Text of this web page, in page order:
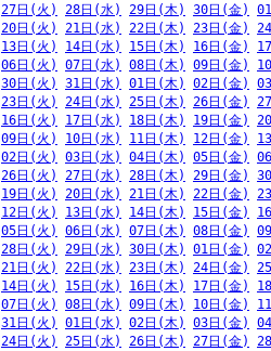
27日(火) 28日(水) 29日(木) 30日(金)
20日(火) 21日(水) 22日(木) 23日(金)
13日(火) 14日(水) 15日(木) 16日(金)
06日(火) 07日(水) 08日(木) 09日(金)
30日(火) 31日(水) 01日(木) 02日(金)
23日(火) 24日(水) 25日(木) 26日(金)
16日(火) 17日(水) 18日(木) 19日(金)
09日(火) 10日(水) 11日(木) 12日(金)
02日(火) 03日(水) 04日(木) 05日(金)
26日(火) 27日(水) 28日(木) 29日(金)
19日(火) 20日(水) 21日(木) 22日(金)
12日(火) 13日(水) 14日(木) 15日(金)
05日(火) 06日(水) 07日(木) 08日(金)
28日(火) 29日(水) 30日(木) 01日(金)
21日(火) 22日(水) 23日(木) 24日(金)
14日(火) 15日(水) 16日(木) 17日(金)
07日(火) 08日(水) 09日(木) 10日(金)
31日(火) 01日(水) 02日(木) 03日(金)
24日(火) 25日(水) 26日(木) 27日(金)